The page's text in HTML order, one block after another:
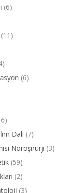
(6)
(11)
(6)
Dalı (7)
Nöroşirürji (3)
(59)
(2)
(3)